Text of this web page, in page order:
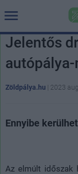
Jelentős
Zöldpálya.hu | 2023
Ennyibe
Az elmúlt időszak